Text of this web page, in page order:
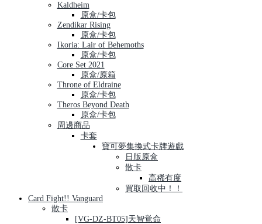
Kaldheim
原盒/卡包
Zendikar Rising
原盒/卡包
Ikoria: Lair of Behemoths
原盒/卡包
Core Set 2021
原盒/原箱
Throne of Eldraine
原盒/卡包
Theros Beyond Death
原盒/卡包
周邊商品
卡套
寶可夢集換式卡牌遊戲
日版原盒
散卡
高稀有度
買取回收中！！
Card Fight!! Vanguard
散卡
[VG-DZ-BT05]天智覚命